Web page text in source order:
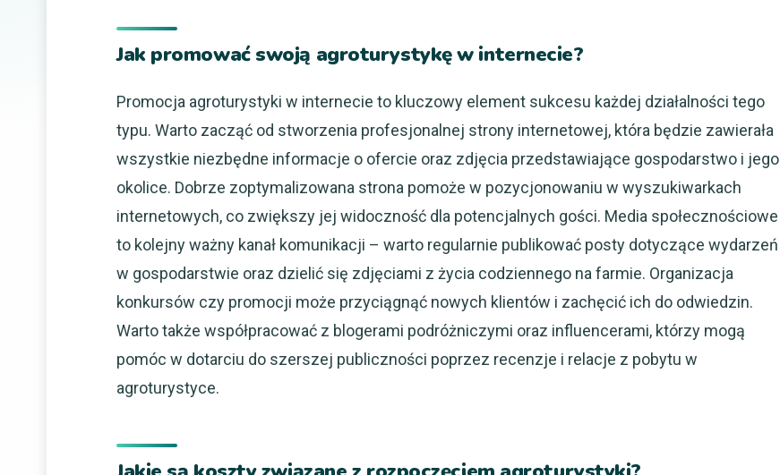
Jak promować swoją agroturystykę w internecie?
Promocja agroturystyki w internecie to kluczowy element sukcesu każdej działalności tego
typu. Warto zacząć od stworzenia profesjonalnej strony internetowej, która będzie zawierała
wszystkie niezbędne informacje o ofercie oraz zdjęcia przedstawiające gospodarstwo i jego
okolice. Dobrze zoptymalizowana strona pomoże w pozycjonowaniu w wyszukiwarkach
internetowych, co zwiększy jej widoczność dla potencjalnych gości. Media społecznościowe
to kolejny ważny kanał komunikacji – warto regularnie publikować posty dotyczące wydarzeń
w gospodarstwie oraz dzielić się zdjęciami z życia codziennego na farmie. Organizacja
konkursów czy promocji może przyciągnąć nowych klientów i zachęcić ich do odwiedzin.
Warto także współpracować z blogerami podróżniczymi oraz influencerami, którzy mogą
pomóc w dotarciu do szerszej publiczności poprzez recenzje i relacje z pobytu w
agroturystyce.